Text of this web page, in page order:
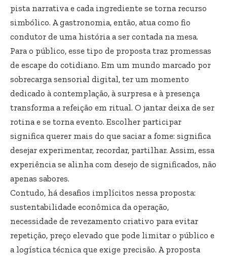
pista narrativa e cada ingrediente se torna recurso
simbólico. A gastronomia, então, atua como fio
condutor de uma história a ser contada na mesa.
Para o público, esse tipo de proposta traz promessas
de escape do cotidiano. Em um mundo marcado por
sobrecarga sensorial digital, ter um momento
dedicado à contemplação, à surpresa e à presença
transforma a refeição em ritual. O jantar deixa de ser
rotina e se torna evento. Escolher participar
significa querer mais do que saciar a fome: significa
desejar experimentar, recordar, partilhar. Assim, essa
experiência se alinha com desejo de significados, não
apenas sabores.
Contudo, há desafios implícitos nessa proposta:
sustentabilidade econômica da operação,
necessidade de revezamento criativo para evitar
repetição, preço elevado que pode limitar o público e
a logística técnica que exige precisão. A proposta